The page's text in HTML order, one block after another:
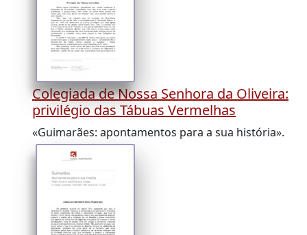
Colegiada de Nossa Senhora da Oliveira:
privilégio das Tábuas Vermelhas
«Guimarães: apontamentos para a sua história».